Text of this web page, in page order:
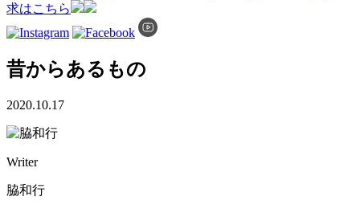
求はこちら
昔からあるもの
2020.10.17
Writer
脇和行